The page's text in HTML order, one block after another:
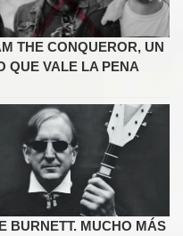
THE CONQUEROR, UN
QUE VALE LA PENA
BURNETT. MUCHO MÁS